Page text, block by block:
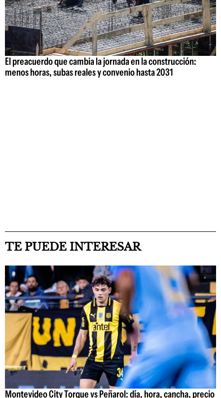
El preacuerdo que cambia la jornada en la construcción:
menos horas, subas reales y convenio hasta 2031
TE PUEDE INTERESAR
Montevideo City Torque vs Peñarol: día, hora, cancha, precio